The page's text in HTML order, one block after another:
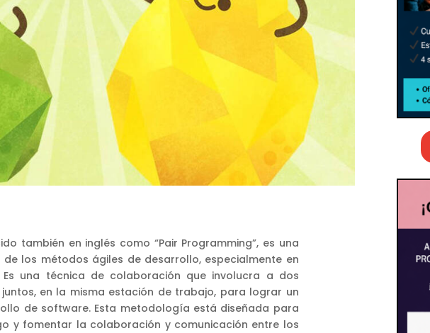
también en inglés como “Pair Programming”, es una
los métodos ágiles de desarrollo, especialmente en
Es una técnica de colaboración que involucra a dos
en la misma estación de trabajo, para lograr un
de software. Esta metodología está diseñada para
y fomentar la colaboración y comunicación entre los